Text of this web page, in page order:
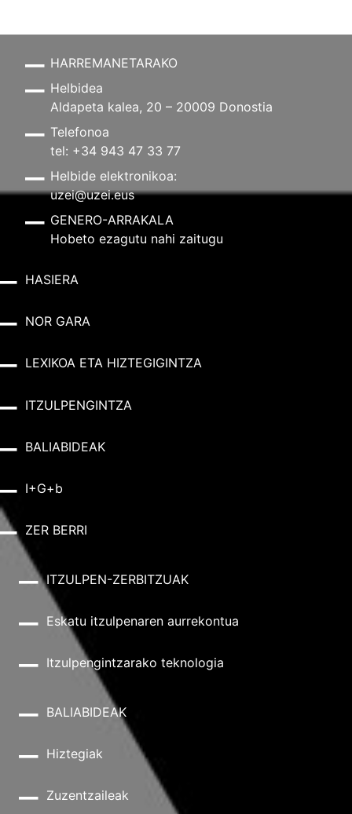
HARREMANETARAKO
Helbidea
Aldapeta kalea, 20 – 20009 Donostia
Telefonoa
tel: +34 943 47 33 77
Helbide elektronikoa:
uzei@uzei.eus
GENERO-ARRAKALA
Hobeto ezagutu nahi zaitugu
HASIERA
NOR GARA
LEXIKOA ETA HIZTEGIGINTZA
ITZULPENGINTZA
BALIABIDEAK
I+G+b
ZER BERRI
ITZULPEN-ZERBITZUAK
Eskatu itzulpenaren aurrekontua
Itzulpengintzarako teknologia
BALIABIDEAK
Hiztegiak
Zuzentzaileak